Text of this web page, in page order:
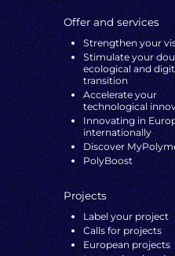
Offer and services
Strengthen your
Stimulate your
ecological and
transition
Accelerate your
technological
Innovating in
internationally
Discover
PolyBoost
Projects
Label your project
Calls for projects
European projects